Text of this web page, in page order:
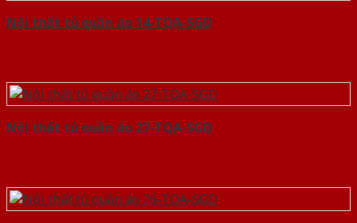
Nội thất tủ quần áo 14-TQA-SGD
Nội thất tủ quần áo 27-TQA-SGD